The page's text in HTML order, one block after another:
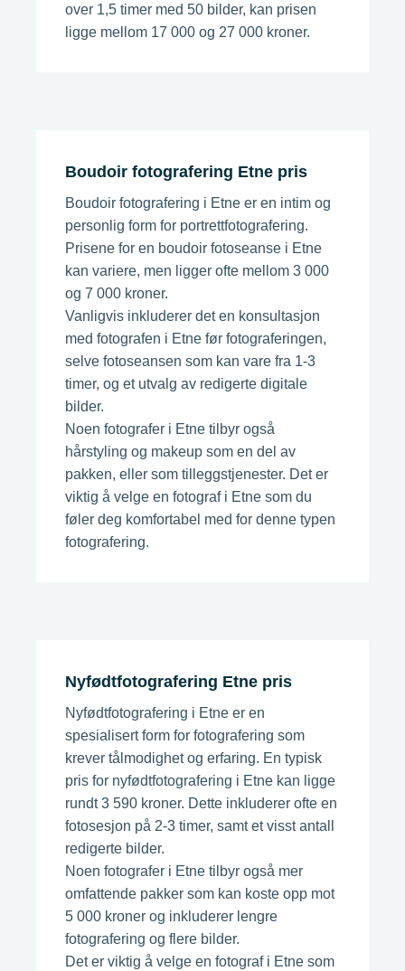
over 1,5 timer med 50 bilder, kan prisen
ligge mellom 17 000 og 27 000 kroner.
Boudoir fotografering Etne pris
Boudoir fotografering i Etne er en intim og
personlig form for portrettfotografering.
Prisene for en boudoir fotoseanse i Etne
kan variere, men ligger ofte mellom 3 000
og 7 000 kroner.
Vanligvis inkluderer det en konsultasjon
med fotografen i Etne før fotograferingen,
selve fotoseansen som kan vare fra 1-3
timer, og et utvalg av redigerte digitale
bilder.
Noen fotografer i Etne tilbyr også
hårstyling og makeup som en del av
pakken, eller som tilleggstjenester. Det er
viktig å velge en fotograf i Etne som du
føler deg komfortabel med for denne typen
fotografering.
Nyfødtfotografering Etne pris
Nyfødtfotografering i Etne er en
spesialisert form for fotografering som
krever tålmodighet og erfaring. En typisk
pris for nyfødtfotografering i Etne kan ligge
rundt 3 590 kroner. Dette inkluderer ofte en
fotosesjon på 2-3 timer, samt et visst antall
redigerte bilder.
Noen fotografer i Etne tilbyr også mer
omfattende pakker som kan koste opp mot
5 000 kroner og inkluderer lengre
fotografering og flere bilder.
Det er viktig å velge en fotograf i Etne som